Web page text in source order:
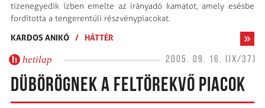
tizenegyedik ízben emelte az irányadó kamatot, amely esésbe
fordította a tengerentúli részvénypiacokat.
KARDOS ANIKÓ / HÁTTÉR
hetilap 2005. 09. 16. (IX/37)
DÜBÖRÖGNEK A FELTÖREKVŐ PIACOK